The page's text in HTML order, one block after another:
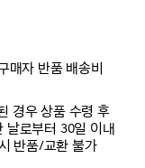
매자 반품 배송비
경우 상품 수령 후
날로부터 30일 이내
반품/교환 불가